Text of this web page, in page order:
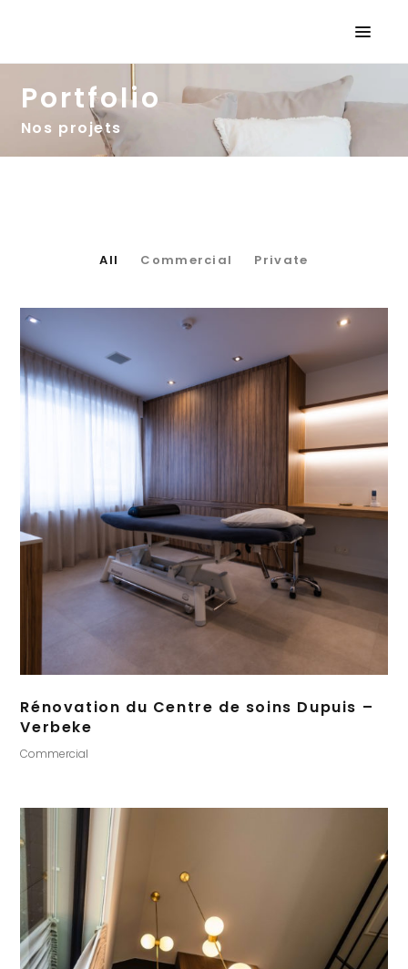
Portfolio
Nos projets
All Commercial Private
Rénovation du Centre de soins Dupuis –
Verbeke
Commercial